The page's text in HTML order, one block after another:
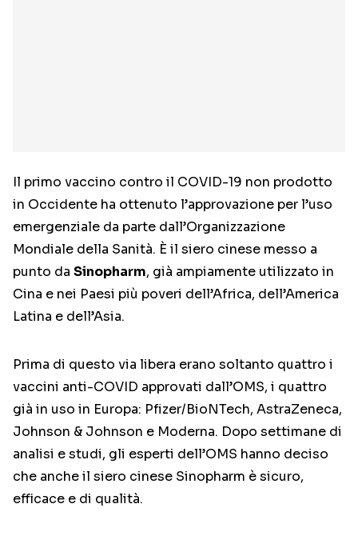
Il primo vaccino contro il COVID-19 non prodotto
in Occidente ha ottenuto l’approvazione per l’uso
emergenziale da parte dall’Organizzazione
Mondiale della Sanità. È il siero cinese messo a
punto da Sinopharm, già ampiamente utilizzato in
Cina e nei Paesi più poveri dell’Africa, dell’America
Latina e dell’Asia.
Prima di questo via libera erano soltanto quattro i
vaccini anti-COVID approvati dall’OMS, i quattro
già in uso in Europa: Pfizer/BioNTech, AstraZeneca,
Johnson & Johnson e Moderna. Dopo settimane di
analisi e studi, gli esperti dell’OMS hanno deciso
che anche il siero cinese Sinopharm è sicuro,
efficace e di qualità.